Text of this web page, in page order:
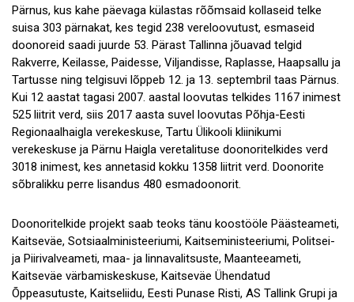
Pärnus, kus kahe päevaga külastas rõõmsaid kollaseid telke
suisa 303 pärnakat, kes tegid 238 vereloovutust, esmaseid
doonoreid saadi juurde 53. Pärast Tallinna jõuavad telgid
Rakverre, Keilasse, Paidesse, Viljandisse, Raplasse, Haapsallu ja
Tartusse ning telgisuvi lõppeb 12. ja 13. septembril taas Pärnus.
Kui 12 aastat tagasi 2007. aastal loovutas telkides 1167 inimest
525 liitrit verd, siis 2017 aasta suvel loovutas Põhja-Eesti
Regionaalhaigla verekeskuse, Tartu Ülikooli kliinikumi
verekeskuse ja Pärnu Haigla veretalituse doonoritelkides verd
3018 inimest, kes annetasid kokku 1358 liitrit verd. Doonorite
sõbralikku perre lisandus 480 esmadoonorit.
Doonoritelkide projekt saab teoks tänu koostööle Päästeameti,
Kaitseväe, Sotsiaalministeeriumi, Kaitseministeeriumi, Politsei-
ja Piirivalveameti, maa- ja linnavalitsuste, Maanteeameti,
Kaitseväe värbamiskeskuse, Kaitseväe Ühendatud
Õppeasutuste, Kaitseliidu, Eesti Punase Risti, AS Tallink Grupi ja